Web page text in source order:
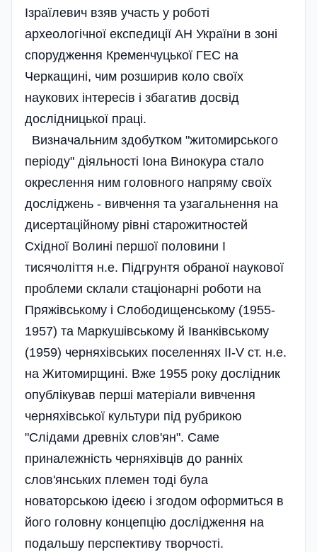
Ізраїлевич взяв участь у роботі
археологічної експедиції АН України в зоні
спорудження Кременчуцької ГЕС на
Черкащині, чим розширив коло своїх
наукових інтересів і збагатив досвід
дослідницької праці.
Визначальним здобутком "житомирського
періоду" діяльності Іона Винокура стало
окреслення ним головного напряму своїх
досліджень - вивчення та узагальнення на
дисертаційному рівні старожитностей
Східної Волині першої половини І
тисячоліття н.е. Підгрунтя обраної наукової
проблеми склали стаціонарні роботи на
Пряжівському і Слободищенському (1955-
1957) та Маркушівському й Іванківському
(1959) черняхівських поселеннях ІІ-V ст. н.е.
на Житомирщині. Вже 1955 року дослідник
опублікував перші матеріали вивчення
черняхівської культури під рубрикою
"Слідами древніх слов'ян". Саме
приналежність черняхівців до ранніх
слов'янських племен тоді була
новаторською ідеєю і згодом оформиться в
його головну концепцію дослідження на
подальшу перспективу творчості.